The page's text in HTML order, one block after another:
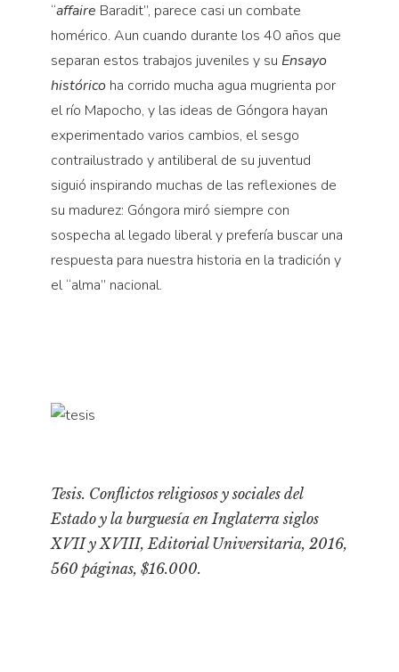
“affaire Baradit”, parece casi un combate
homérico. Aun cuando durante los 40 años que
separan estos trabajos juveniles y su Ensayo
histórico ha corrido mucha agua mugrienta por
el río Mapocho, y las ideas de Góngora hayan
experimentado varios cambios, el sesgo
contrailustrado y antiliberal de su juventud
siguió inspirando muchas de las reflexiones de
su madurez: Góngora miró siempre con
sospecha al legado liberal y prefería buscar una
respuesta para nuestra historia en la tradición y
el “alma” nacional.
Tesis. Conflictos religiosos y sociales del
Estado y la burguesía en Inglaterra siglos
XVII y XVIII, Editorial Universitaria, 2016,
560 páginas, $16.000.